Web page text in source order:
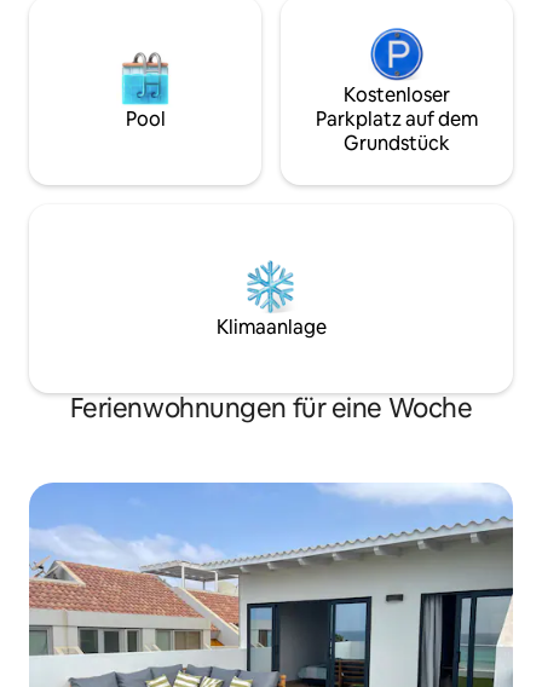
Pool
Kostenloser
Parkplatz auf dem
Grundstück
Klimaanlage
Ferienwohnungen für eine Woche